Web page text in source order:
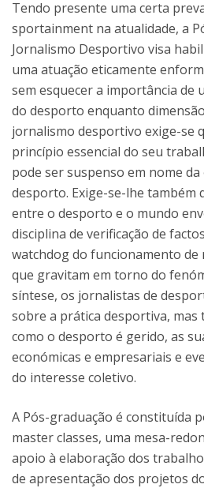
Tendo presente uma certa
sportainment na atualidade, a
Jornalismo Desportivo visa
uma atuação eticamente
sem esquecer a importância de
do desporto enquanto
jornalismo desportivo exige-se
princípio essencial do seu
pode ser suspenso em nome
desporto. Exige-se-lhe também
entre o desporto e o mundo
disciplina de verificação de
watchdog do funcionamento de
que gravitam em torno do
síntese, os jornalistas de
sobre a prática desportiva,
como o desporto é gerido, as
económicas e empresariais e
do interesse coletivo.
A Pós-graduação é constituída
master classes, uma mesa-
apoio à elaboração dos
de apresentação dos projetos